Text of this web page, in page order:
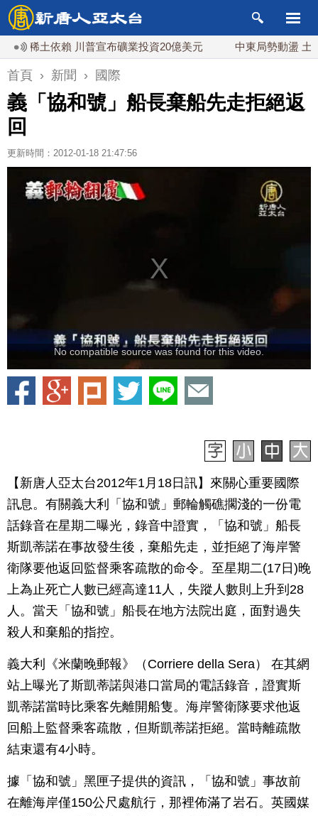
土依賴 川普宣布礦業投資20億美元 中東局勢動盪 土耳其
首頁 › 新聞 › 國際
義「協和號」船長棄船先走拒絕返
回
更新時間：2012-01-18 21:47:56
No compatible source was found for this video.
【新唐人亞太台2012年1月18日訊】來關心重要國際
訊息。有關義大利「協和號」郵輪觸礁擱淺的一份電
話錄音在星期二曝光，錄音中證實，「協和號」船長
斯凱蒂諾在事故發生後，棄船先走，並拒絕了海岸警
衛隊要他返回監督乘客疏散的命令。至星期二(17日)晚
上為止死亡人數已經高達11人，失蹤人數則上升到28
人。當天「協和號」船長在地方法院出庭，面對過失
殺人和棄船的指控。
義大利《米蘭晚郵報》（Corriere della Sera） 在其網
站上曝光了斯凱蒂諾與港口當局的電話錄音，證實斯
凱蒂諾當時比乘客先離開船隻。海岸警衛隊要求他返
回船上監督乘客疏散，但斯凱蒂諾拒絕。當時離疏散
結束還有4小時。
據「協和號」黑匣子提供的資訊，「協和號」事故前
在離海岸僅150公尺處航行，那裡佈滿了岩石。英國媒